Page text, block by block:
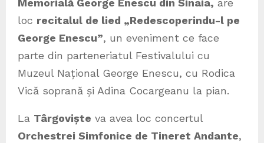
Memorială George Enescu din Sinaia, are
loc recitalul de lied „Redescoperindu-l pe
George Enescu”, un eveniment ce face
parte din parteneriatul Festivalului cu
Muzeul Național George Enescu, cu Rodica
Vică soprană și Adina Cocargeanu la pian.
La Târgoviște va avea loc concertul
Orchestrei Simfonice de Tineret Andante,